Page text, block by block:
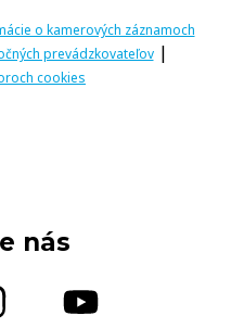
o kamerových záznamoch
prevádzkovateľov|
cookies
nás